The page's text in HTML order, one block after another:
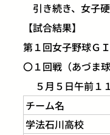
引き続き、女子
【試合結果】
第１回女子野球Ｇ
〇１回戦（あづま球
５月５日午前１
チーム名
学法石川高校